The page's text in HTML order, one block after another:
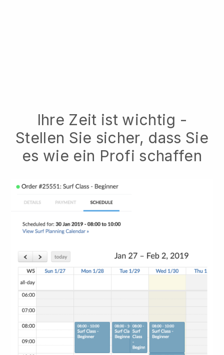
Ihre Zeit ist wichtig -
Stellen Sie sicher, dass Sie
es wie ein Profi schaffen